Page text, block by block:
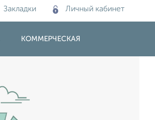
Закладки Личный кабинет
КОММЕРЧЕСКАЯ